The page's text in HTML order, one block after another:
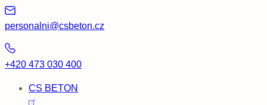
personalni@csbeton.cz
+420 473 030 400
CS BETON